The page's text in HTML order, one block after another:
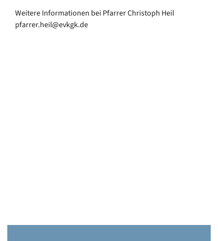
Weitere Informationen bei Pfarrer Christoph Heil
pfarrer.heil@evkgk.de